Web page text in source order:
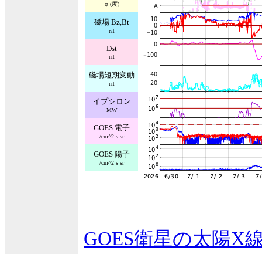
φ (度)
磁場 Bz,Bt
nT
Dst
nT
磁場短期変動
nT
イプシロン
MW
GOES 電子
/cm^2 s sr
GOES 陽子
/cm^2 s sr
GOES衛星の太陽X